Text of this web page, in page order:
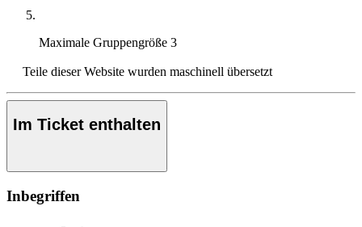
Maximale Gruppengröße 3
Teile dieser Website wurden maschinell übersetzt
Im Ticket enthalten
Inbegriffen